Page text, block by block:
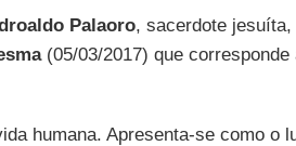
Palaoro, sacerdote jesuíta,
(05/03/2017) que corresponde
humana. Apresenta-se como o